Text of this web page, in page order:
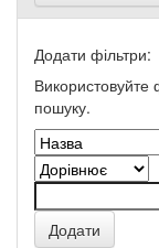
Додати фільтри:
Використовуйте
пошуку.